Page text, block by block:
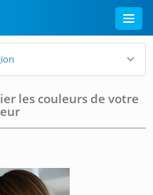
les couleurs de votre